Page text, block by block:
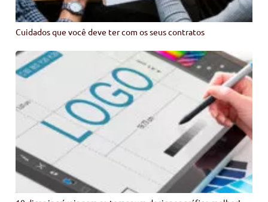
Cuidados que você deve ter com os seus contratos